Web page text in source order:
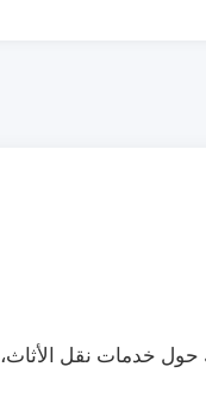
حول خدمات نقل الأثاث،